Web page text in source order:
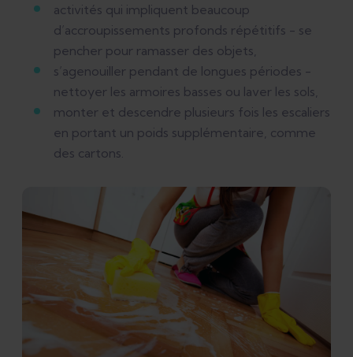
activités qui impliquent beaucoup
d’accroupissements profonds répétitifs - se
pencher pour ramasser des objets,
s’agenouiller pendant de longues périodes -
nettoyer les armoires basses ou laver les sols,
monter et descendre plusieurs fois les escaliers
en portant un poids supplémentaire, comme
des cartons.